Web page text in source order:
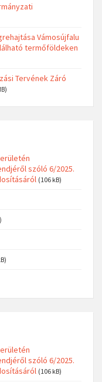
Vámosújfalu
termőföldeken
Tervének Záró
szóló 6/2025.
(106 kB)
szóló 6/2025.
(106 kB)